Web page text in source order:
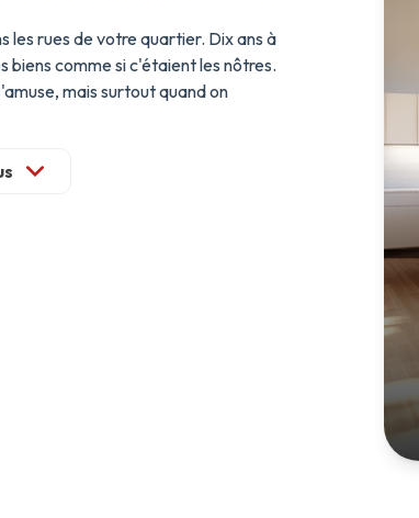
les rues de votre quartier. Dix ans à
biens comme si c'étaient les nôtres.
mais surtout quand on
notre plus grande force. Ici, vous